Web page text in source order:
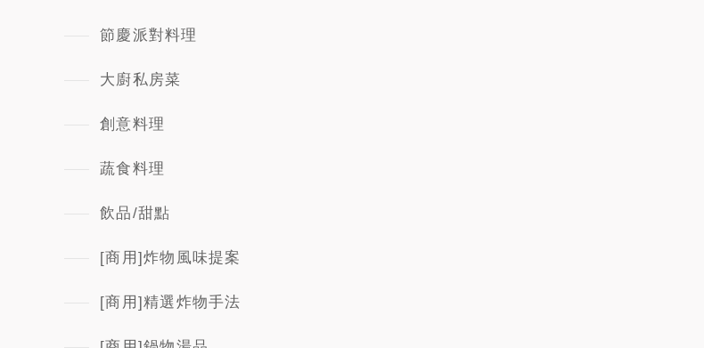
節慶派對料理
大廚私房菜
創意料理
蔬食料理
飲品/甜點
[商用]炸物風味提案
[商用]精選炸物手法